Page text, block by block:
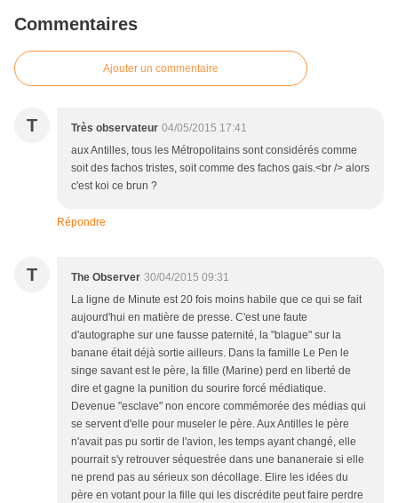
Commentaires
Ajouter un commentaire
T Très observateur 04/05/2015 17:41
aux Antilles, tous les Métropolitains sont considérés comme
soit des fachos tristes, soit comme des fachos gais.<br /> alors
c'est koi ce brun ?
Répondre
T The Observer 30/04/2015 09:31
La ligne de Minute est 20 fois moins habile que ce qui se fait
aujourd'hui en matière de presse. C'est une faute
d'autographe sur une fausse paternité, la "blague" sur la
banane était déjà sortie ailleurs. Dans la famille Le Pen le
singe savant est le père, la fille (Marine) perd en liberté de
dire et gagne la punition du sourire forcé médiatique.
Devenue "esclave" non encore commémorée des médias qui
se servent d'elle pour museler le père. Aux Antilles le père
n'avait pas pu sortir de l'avion, les temps ayant changé, elle
pourrait s'y retrouver séquestrée dans une bananeraie si elle
ne prend pas au sérieux son décollage. Elire les idées du
père en votant pour la fille qui les discrédite peut faire perdre